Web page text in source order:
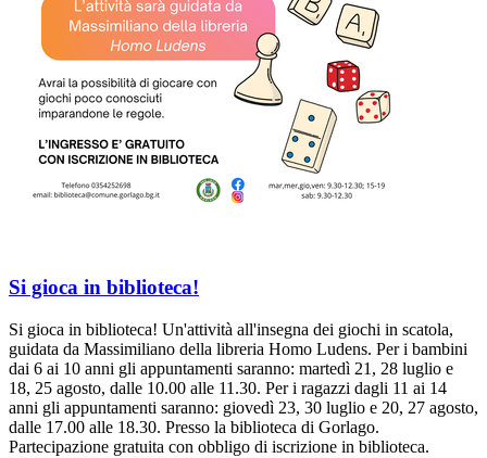
Si gioca in biblioteca!
Si gioca in biblioteca! Un'attività all'insegna dei giochi in scatola,
guidata da Massimiliano della libreria Homo Ludens. Per i bambini
dai 6 ai 10 anni gli appuntamenti saranno: martedì 21, 28 luglio e
18, 25 agosto, dalle 10.00 alle 11.30. Per i ragazzi dagli 11 ai 14
anni gli appuntamenti saranno: giovedì 23, 30 luglio e 20, 27 agosto,
dalle 17.00 alle 18.30. Presso la biblioteca di Gorlago.
Partecipazione gratuita con obbligo di iscrizione in biblioteca.